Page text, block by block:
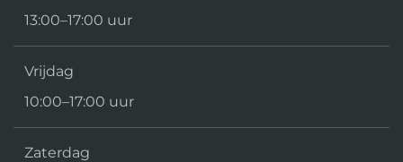
13:00–17:00 uur
Vrijdag
10:00–17:00 uur
Zaterdag